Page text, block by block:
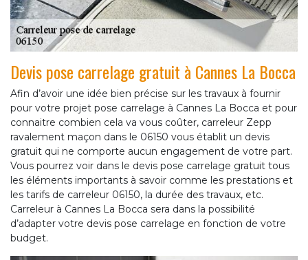
Devis pose carrelage gratuit à Cannes La Bocca
Afin d’avoir une idée bien précise sur les travaux à fournir
pour votre projet pose carrelage à Cannes La Bocca et pour
connaitre combien cela va vous coûter, carreleur Zepp
ravalement maçon dans le 06150 vous établit un devis
gratuit qui ne comporte aucun engagement de votre part.
Vous pourrez voir dans le devis pose carrelage gratuit tous
les éléments importants à savoir comme les prestations et
les tarifs de carreleur 06150, la durée des travaux, etc.
Carreleur à Cannes La Bocca sera dans la possibilité
d’adapter votre devis pose carrelage en fonction de votre
budget.